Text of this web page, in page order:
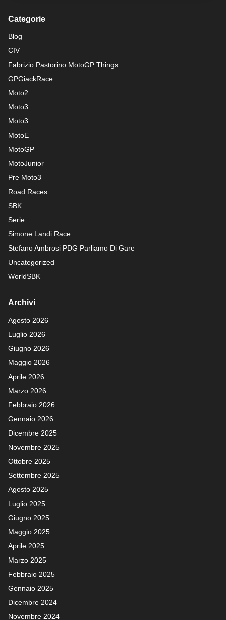
Categorie
Blog
CIV
Fabrizio Pastorino MotoGP Things
GPGiackRace
Moto2
Moto3
Moto3
MotoE
MotoGP
MotoJunior
Pre Moto3
Road Races
SBK
Serie
Simone Landi Race
Stefano Ambrosi PDG Parliamo Di Gare
Uncategorized
WorldSBK
Archivi
Agosto 2026
Luglio 2026
Giugno 2026
Maggio 2026
Aprile 2026
Marzo 2026
Febbraio 2026
Gennaio 2026
Dicembre 2025
Novembre 2025
Ottobre 2025
Settembre 2025
Agosto 2025
Luglio 2025
Giugno 2025
Maggio 2025
Aprile 2025
Marzo 2025
Febbraio 2025
Gennaio 2025
Dicembre 2024
Novembre 2024